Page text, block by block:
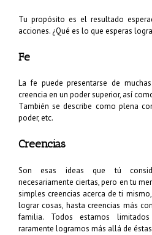
Tu propósito es el resultado
acciones. ¿Qué es lo que esperas
Fe
La fe puede presentarse de
creencia en un poder superior, así
También se describe como plena
poder, etc.
Creencias
Son esas ideas que tú
necesariamente ciertas, pero en tu
simples creencias acerca de ti
lograr cosas, hasta creencias más
familia. Todos estamos
raramente logramos más allá de